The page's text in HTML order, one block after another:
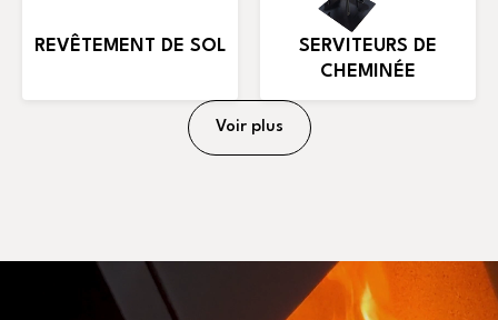
REVÊTEMENT DE SOL
SERVITEURS DE
CHEMINÉE
Voir plus